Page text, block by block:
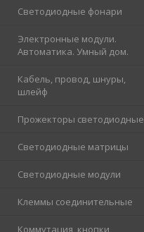
Светодиодные фонари
Электронные модули.
Автоматика. Умный дом.
Кабель, провод, шнуры,
шлейф
Прожекторы светодиодные
Светодиодные матрицы
Светодиодные модули
Клеммы соединительные
Коммутация, кнопки,